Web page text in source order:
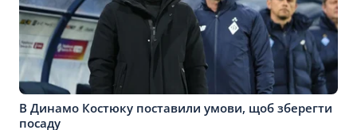
В Динамо Костюку поставили умови, щоб зберегти
посаду